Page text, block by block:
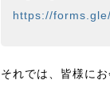
https://
それでは、皆様に